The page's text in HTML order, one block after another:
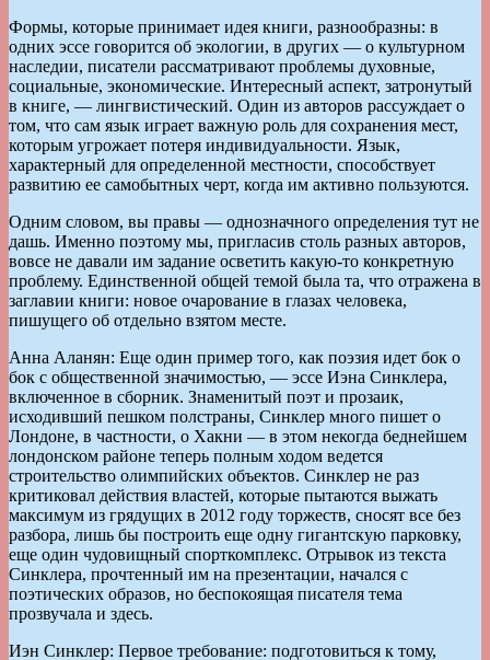
Формы, которые принимает идея книги, разнообразны: в
одних эссе говорится об экологии, в других — о культурном
наследии, писатели рассматривают проблемы духовные,
социальные, экономические. Интересный аспект, затронутый
в книге, — лингвистический. Один из авторов рассуждает о
том, что сам язык играет важную роль для сохранения мест,
которым угрожает потеря индивидуальности. Язык,
характерный для определенной местности, способствует
развитию ее самобытных черт, когда им активно пользуются.
Одним словом, вы правы — однозначного определения тут не
дашь. Именно поэтому мы, пригласив столь разных авторов,
вовсе не давали им задание осветить какую-то конкретную
проблему. Единственной общей темой была та, что отражена в
заглавии книги: новое очарование в глазах человека,
пишущего об отдельно взятом месте.
Анна Аланян: Еще один пример того, как поэзия идет бок о
бок с общественной значимостью, — эссе Иэна Синклера,
включенное в сборник. Знаменитый поэт и прозаик,
исходивший пешком полстраны, Синклер много пишет о
Лондоне, в частности, о Хакни — в этом некогда беднейшем
лондонском районе теперь полным ходом ведется
строительство олимпийских объектов. Синклер не раз
критиковал действия властей, которые пытаются выжать
максимум из грядущих в 2012 году торжеств, сносят все без
разбора, лишь бы построить еще одну гигантскую парковку,
еще один чудовищный спорткомплекс. Отрывок из текста
Синклера, прочтенный им на презентации, начался с
поэтических образов, но беспокоящая писателя тема
прозвучала и здесь.
Иэн Синклер: Первое требование: подготовиться к тому,